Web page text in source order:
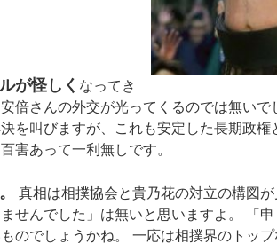
が怪しく なってき
倍さんの外交が光ってくるのでは無いで
を叫びますが、これも安定した長期政権
害あって一利無しです。
真相は相撲協会と貴乃花の対立の構図
せんでした」は無いと思いますよ。 「
のでしょうかね。 一応は相撲界のトッ